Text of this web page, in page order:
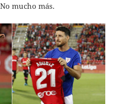
mucho más.